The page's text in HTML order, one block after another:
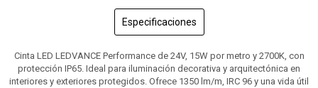
Especificaciones
Cinta LED LEDVANCE Performance de 24V, 15W por metro y 2700K, con
protección IP65. Ideal para iluminación decorativa y arquitectónica en
interiores y exteriores protegidos. Ofrece 1350 lm/m, IRC 96 y una vida útil